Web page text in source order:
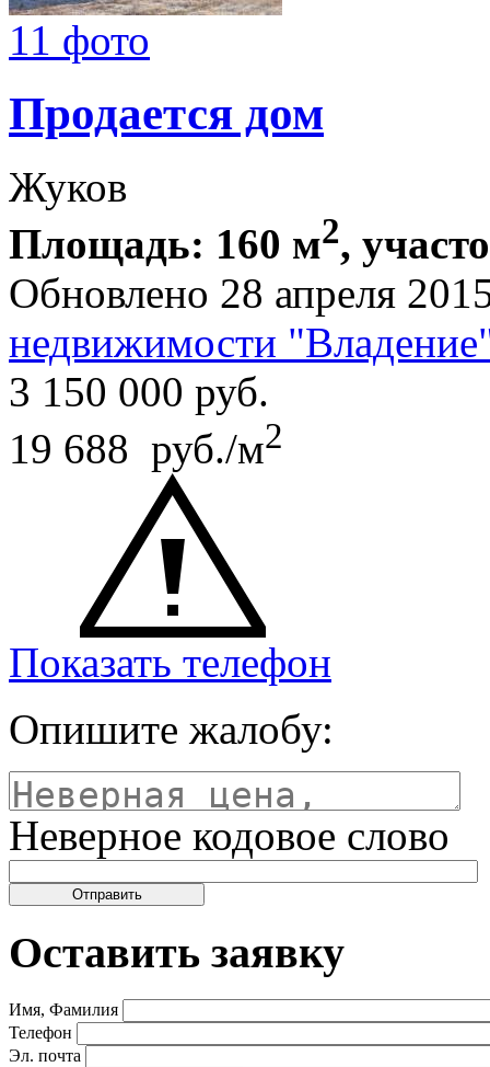
11 фото
Продается дом
Жуков
Площадь: 160 м2,
Обновлено 28 апреля
недвижимости
3 150 000 руб.
19 688 руб./м2
Показать телефон
Опишите жалобу:
Неверное кодовое слово
Оставить заявку
Имя, Фамилия
Телефон
Эл. почта